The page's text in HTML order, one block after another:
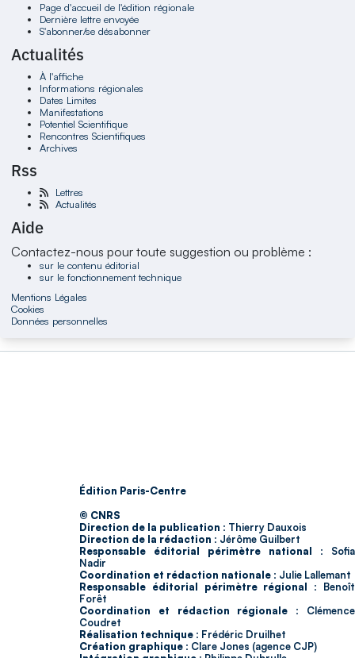
Page d'accueil de l'édition régionale
Dernière lettre envoyée
S'abonner/se désabonner
Actualités
À l'affiche
Informations régionales
Dates Limites
Manifestations
Potentiel Scientifique
Rencontres Scientifiques
Archives
Rss
Lettres
Actualités
Aide
Contactez-nous pour toute suggestion ou problème :
sur le contenu éditorial
sur le fonctionnement technique
Mentions Légales
Cookies
Données personnelles
Édition Paris-Centre
© CNRS
Direction de la publication : Thierry Dauxois
Direction de la rédaction : Jérôme Guilbert
Responsable éditorial périmètre national : Sofia
Nadir
Coordination et rédaction nationale : Julie Lallemant
Responsable éditorial périmètre régional : Benoît
Forêt
Coordination et rédaction régionale : Clémence
Coudret
Réalisation technique : Frédéric Druilhet
Création graphique : Clare Jones (agence CJP)